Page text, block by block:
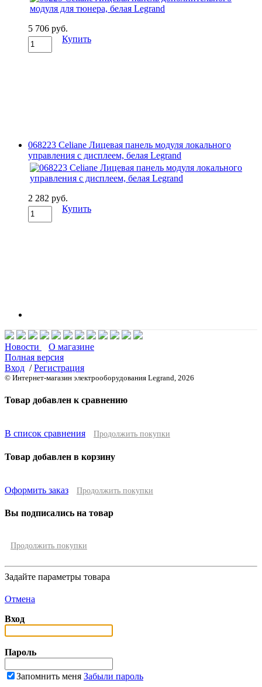
5 706 руб.
Купить
068223 Celiane Лицевая панель модуля локального
управления с дисплеем, белая Legrand
2 282 руб.
Купить
Новости
О магазине
Полная версия
Вход /Регистрация
© Интернет-магазин электрооборудования Legrand, 2026
Товар добавлен к сравнению
В список сравнения Продолжить покупки
Товар добавлен в корзину
Оформить заказ Продолжить покупки
Вы подписались на товар
Продолжить покупки
Задайте параметры товара
Отмена
Вход
Пароль
Запомнить меня Забыли пароль